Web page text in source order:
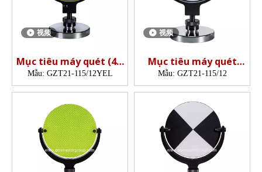
视频
Mục tiêu máy quét (4.5
')
Mẫu: GZT21-115/12YEL
视频
Mục tiêu máy quét
(115mm)
Mẫu: GZT21-115/12